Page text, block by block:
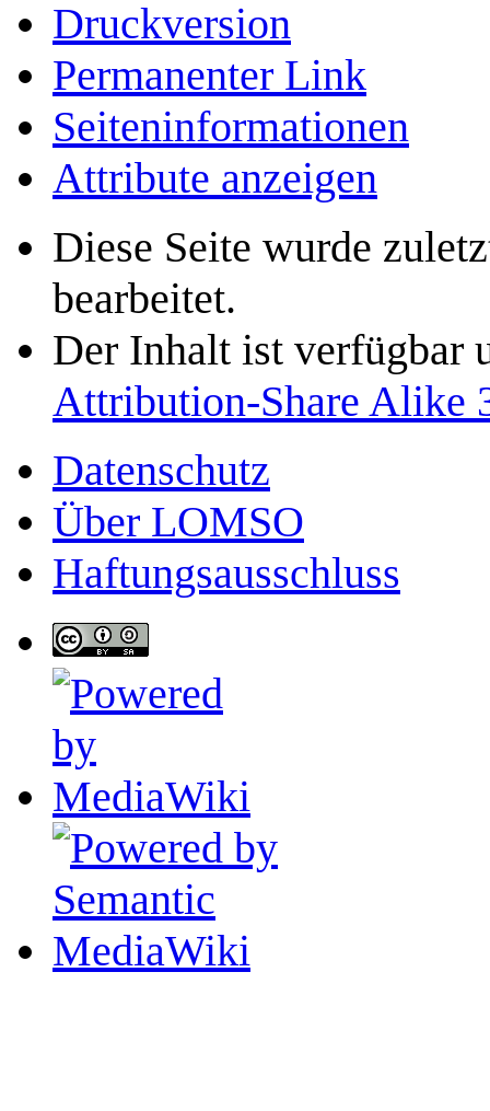
Druckversion
Permanenter Link
Seiten­­informationen
Attribute anzeigen
Diese Seite wurde
bearbeitet.
Der Inhalt ist verfügbar
Attribution-Share Alike
Datenschutz
Über LOMSO
Haftungsausschluss